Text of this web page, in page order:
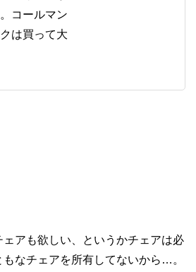
コールマン
は買って大
アも欲しい、というかチェアは必
なチェアを所有してないから…。